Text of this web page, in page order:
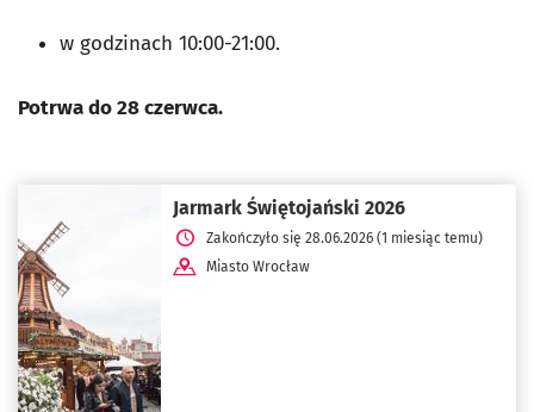
w godzinach 10:00-21:00.
Potrwa do 28 czerwca.
Jarmark Świętojański 2026
Zakończyło się 28.06.2026 (1 miesiąc temu)
Miasto Wrocław